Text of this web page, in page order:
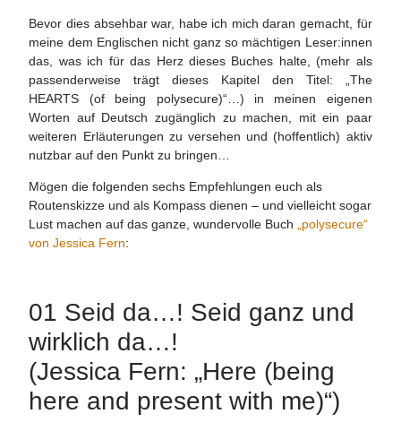
Bevor dies absehbar war, habe ich mich daran gemacht, für
meine dem Englischen nicht ganz so mächtigen Leser:innen
das, was ich für das Herz dieses Buches halte, (mehr als
passenderweise trägt dieses Kapitel den Titel: „The
HEARTS (of being polysecure)“…) in meinen eigenen
Worten auf Deutsch zugänglich zu machen, mit ein paar
weiteren Erläuterungen zu versehen und (hoffentlich) aktiv
nutzbar auf den Punkt zu bringen…
Mögen die folgenden sechs Empfehlungen euch als
Routenskizze und als Kompass dienen – und vielleicht sogar
Lust machen auf das ganze, wundervolle Buch„polysecure“
von Jessica Fern:
01 Seid da…! Seid ganz und
wirklich da…!
(Jessica Fern: „Here (being
here and present with me)“)